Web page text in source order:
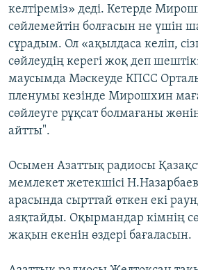
келтіреміз» деді. Кетерде
сөйлемейтін болғасын не үшін
сұрадым. Ол «ақылдаса келіп,
сөйлеудің керегі жоқ деп
маусымда Мәскеуде КПСС
пленумы кезінде Мирошхин
сөйлеуге рұқсат болмағаны
айтты".
Осымен Азаттық радиосы
мемлекет жетекшісі
арасында сырттай өткен екі
аяқтайды. Оқырмандар кімнің
жақын екенін өздері бағаласын.